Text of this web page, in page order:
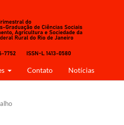
Contato Notícias